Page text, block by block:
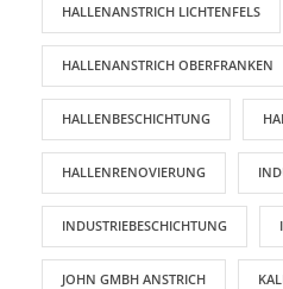
HALLENANSTRICH LICHTENFELS
HALLENANSTRICH OBERFRANKEN
HALLENBESCHICHTUNG
HALLENRENOVIERUNG
INDUSTRIEBESCHICHTUNG
JOHN GMBH ANSTRICH